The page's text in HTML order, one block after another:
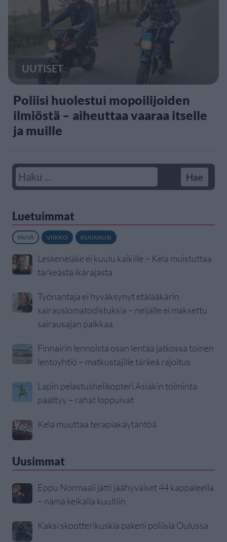
UUTISET
Poliisi huolestui mopoilijoiden
ilmiöstä – aiheuttaa vaaraa itselle
ja muille
Luetuimmat
PÄIVÄ VIIKKO KUUKAUSI
Leskeneläke ei kuulu kaikille – Kela muistuttaa
tärkeästä ikärajasta
Työnantaja ei hyväksynyt etälääkärin
sairauslomatodistuksia – neljälle ei maksettu
sairausajan palkkaa
Finnairin lennoista osan lentää jatkossa toinen
lentoyhtiö – matkustajille tärkeä rajoitus
Lapin pelastushelikopteri Aslakin toiminta
päättyy – rahat loppuivat
Kela muuttaa terapiakäytäntöä
Uusimmat
Eppu Normaali jätti jäähyväiset 44 kappaleella
– nämä keikalla kuultiin
Kaksi skootterikuskia pakeni poliisia Oulussa